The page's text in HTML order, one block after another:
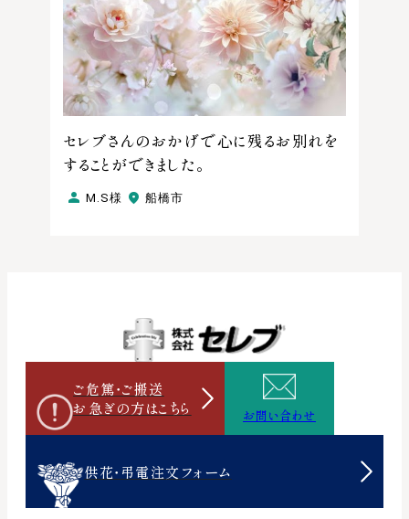
セレブさんのおかげで心に残るお別れを
することができました。
M.S様 船橋市
ご危篤・ご搬送
お急ぎの方はこちら お問い合わせ
供花・弔電注文フォーム